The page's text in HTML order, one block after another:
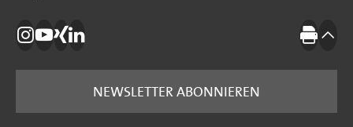
Die IBB auf Instagram
Die IBB auf YouTube
Die IBB auf Xing
Die IBB auf LinkedIn Drucken
NEWSLETTER ABONNIEREN